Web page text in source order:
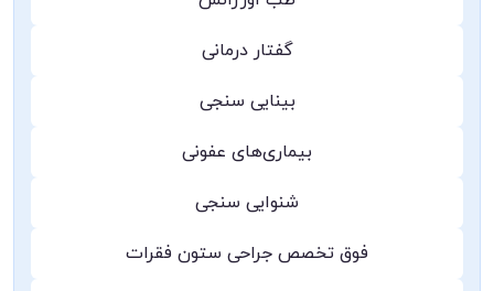
گفتار درمانی
بینایی سنجی
بیماری‌های عفونی
شنوایی سنجی
فوق تخصص جراحی ستون فقرات